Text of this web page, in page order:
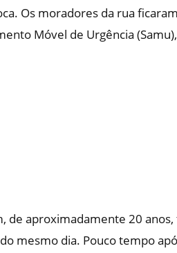
Os moradores da rua
Móvel de Urgência
de aproximadamente 20 anos,
mesmo dia. Pouco tempo